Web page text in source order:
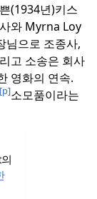
(1934년)키스
와 Myrna Loy
님으로 조종사,
고 소송은 회사
영화의 연속.
[p]소모품이라는